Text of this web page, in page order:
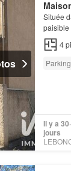
Située
paisible
maison
4
Parking
Il y a
jours